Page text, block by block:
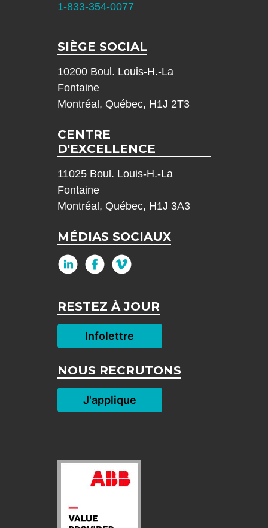
1-833-354-0077
SIÈGE SOCIAL
10200 Boul. Louis-H.-La
Fontaine
Montréal, Québec, H1J 2T3
CENTRE
D'EXCELLENCE
11025 Boul. Louis-H.-La
Fontaine
Montréal, Québec, H1J 3A3
MÉDIAS SOCIAUX
RESTEZ À JOUR
Infolettre
NOUS RECRUTONS
J'applique